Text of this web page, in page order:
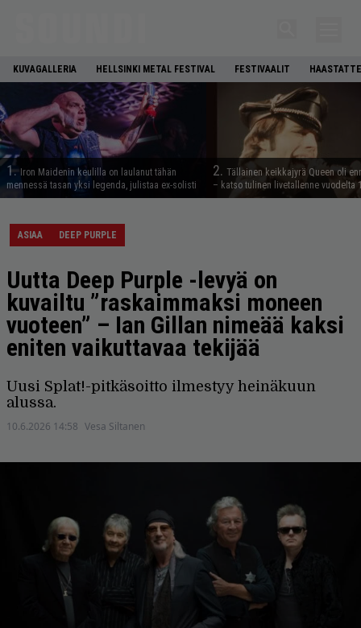
KUVAGALLERIA HELLSINKI METAL FESTIVAL FESTIVAALIT
1. Iron Maidenin keulilla on laulanut tähän
mennessä tasan yksi legenda, julistaa ex-solisti
2. Tällainen keikkajyrä Queen oli
– katso tulinen livetallenne vuodelta
ASIAA DEEP PURPLE
Uutta Deep Purple -levyä on
kuvailtu ”raskaimmaksi moneen
vuoteen” – Ian Gillan nimeää kaksi
eniten vaikuttavaa tekijää
Uusi Splat!-pitkäsoitto ilmestyy heinäkuun
alussa.
10.6.2026 14:58 Vesa Siltanen